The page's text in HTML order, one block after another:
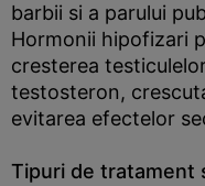
barbii si a parului
Hormonii hipofizari
cresterea
testosteron,
evitarea efectelor
Tipuri de